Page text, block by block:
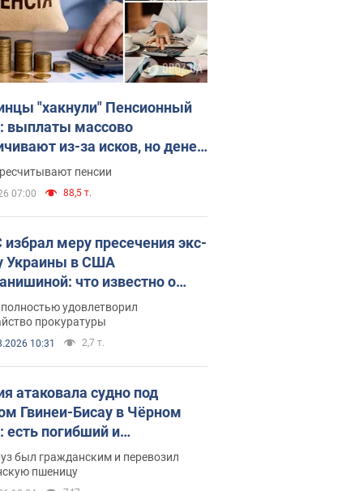
"хакнули" Пенсионный
выплаты массово
из-за исков, но денег
пенсии
07:00 88,5 т.
меру пресечения экс-
Украины в США
что известно о
удовлетворил
прокуратуры
10:31 2,7 т.
атаковала судно под
Гвинеи-Бисау в Чёрном
есть погибший и
был гражданским и перевозил
пшеницу